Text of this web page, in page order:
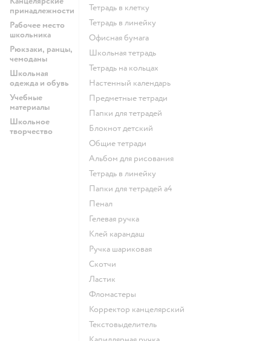
принадлежности
Рабочее место
школьника
Рюкзаки, ранцы,
чемоданы
Школьная
одежда и обувь
Учебные
материалы
Школьное
творчество
Тетрадь в клетку
Тетрадь в линейку
Офисная бумага
Школьная тетрадь
Тетрадь на кольцах
Настенный календарь
Предметные тетради
Папки для тетрадей
Блокнот детский
Общие тетради
Альбом для рисования
Тетрадь в линейку
Папки для тетрадей а4
Пенал
Гелевая ручка
Клей карандаш
Ручка шариковая
Скотчи
Ластик
Фломастеры
Корректор канцелярский
Текстовыделитель